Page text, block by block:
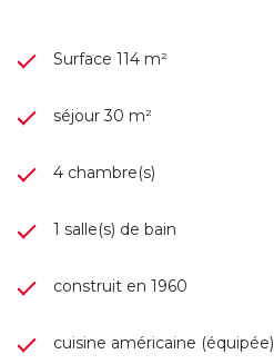
Surface 114 m²
séjour 30 m²
4 chambre(s)
1 salle(s) de bain
construit en 1960
cuisine américaine (équipée)